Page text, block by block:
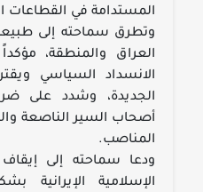
المستدامة في القطاعات
وتطرق سماحته إلى
العراق والمنطقة،
الانسداد السياسي
الجديدة، وشدد على
أصحاب السير الناصعة
المناصب.
ودعا سماحته إلى
الإسلامية الإيرانية